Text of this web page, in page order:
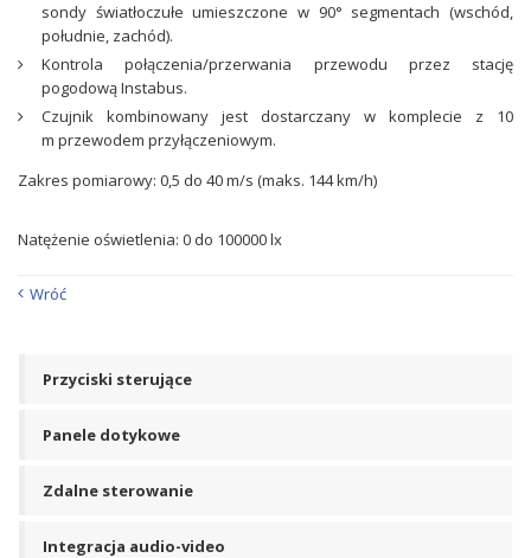
sondy światłoczułe umieszczone w 90° segmentach (wschód,
południe, zachód).
Kontrola połączenia/przerwania przewodu przez stację
pogodową Instabus.
Czujnik kombinowany jest dostarczany w komplecie z 10
m przewodem przyłączeniowym.
Zakres pomiarowy: 0,5 do 40 m/s (maks. 144 km/h)
Natężenie oświetlenia: 0 do 100000 lx
Wróć
Przyciski sterujące
Panele dotykowe
Zdalne sterowanie
Integracja audio-video